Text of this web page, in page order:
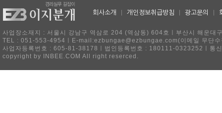
회사소개 개인정보취급방침 광고문의
사업장소재지 : 서울시 강남구 역삼로 204 (역삼동) 604호ㅣ부산시 해운
TEL : 051-553-4954ㅣE-mail:ezbungae@ezbungae.com(이메일 무단수
사업자등록번호 : 605-81-38178ㅣ법인등록번호 : 180111-0323252ㅣ통
copyright by INBEE.COM All right reserced.